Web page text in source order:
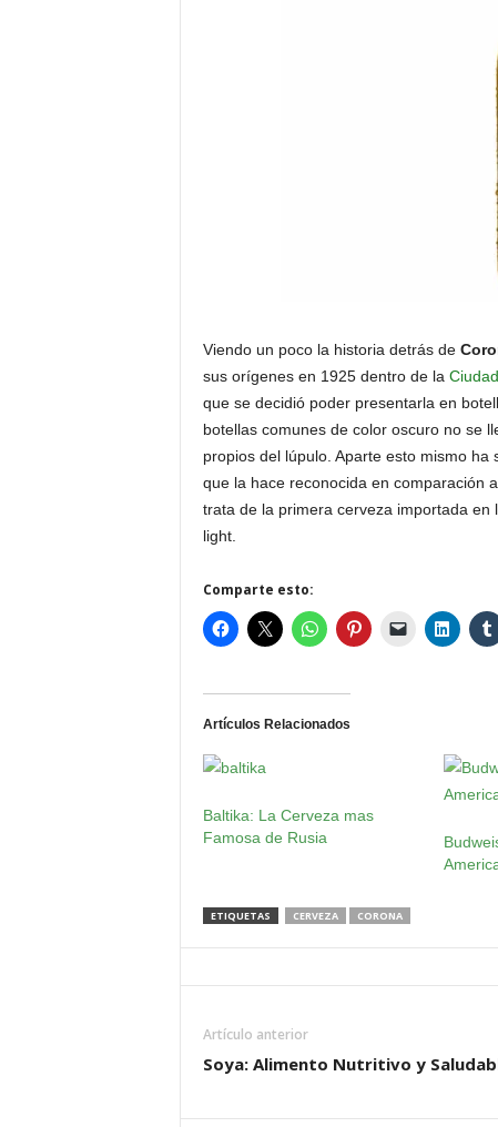
Viendo un poco la historia detrás de
sus orígenes en 1925 dentro de la
que se decidió poder presentarla en
botellas comunes de color oscuro no se
propios del lúpulo. Aparte esto mismo
que la hace reconocida en comparación
trata de la primera cerveza importada en
light.
Comparte esto:
Artículos Relacionados
Baltika: La Cerveza mas
Famosa de Rusia
ETIQUETAS CERVEZA CORONA
Artículo anterior
Soya: Alimento Nutritivo y